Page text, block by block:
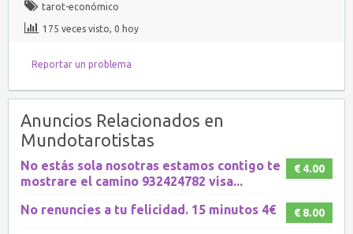
tarot-económico
175 veces visto, 0 hoy
Reportar un problema
Anuncios Relacionados en
Mundotarotistas
€ 4.00
No estás sola nosotras estamos contigo te
mostrare el camino 932424782 visa...
€ 8.00
No renuncies a tu felicidad. 15 minutos 4€